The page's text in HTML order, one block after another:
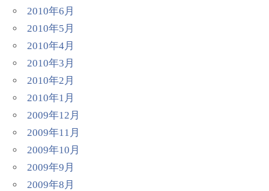
2010年6月
2010年5月
2010年4月
2010年3月
2010年2月
2010年1月
2009年12月
2009年11月
2009年10月
2009年9月
2009年8月